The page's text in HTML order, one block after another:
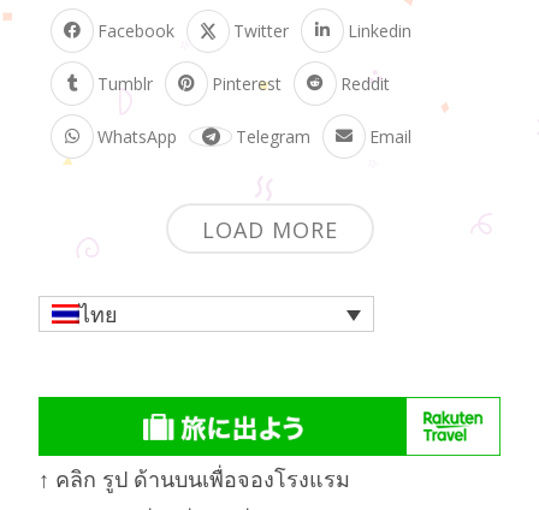
Facebook Twitter Linkedin
Tumblr Pinterest Reddit
WhatsApp Telegram Email
LOAD MORE
ไทย
↑ คลิก รูป ด้านบนเพื่อจองโรงแรม